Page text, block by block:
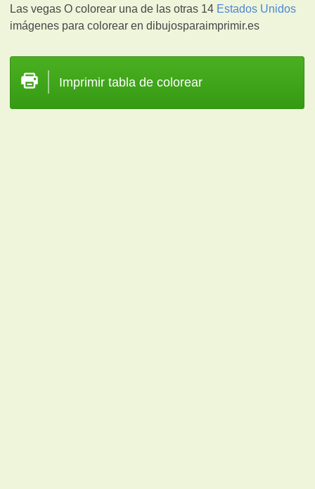
Las vegas O colorear una de las otras 14 Estados Unidos
imágenes para colorear en dibujosparaimprimir.es
Imprimir tabla de colorear